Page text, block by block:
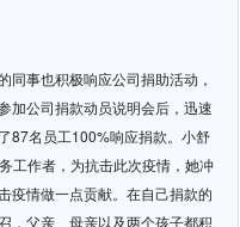
同事也积极响应公司捐助活动，
加公司捐款动员说明会后，迅速
87名员工100%响应捐款。小舒
工作者，为抗击此次疫情，她冲
疫情做一点贡献。在自己捐款的
，父亲、母亲以及两个孩子都积